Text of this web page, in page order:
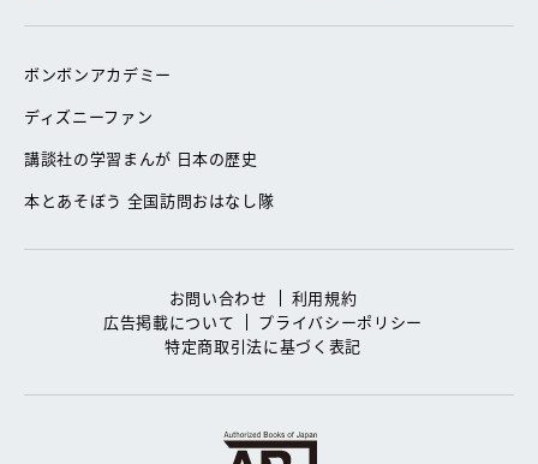
ボンボンアカデミー
ディズニーファン
講談社の学習まんが 日本の歴史
本とあそぼう 全国訪問おはなし隊
お問い合わせ
利用規約
広告掲載について
プライバシーポリシー
特定商取引法に基づく表記